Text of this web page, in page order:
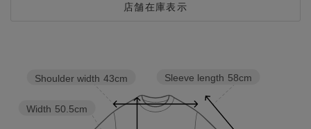
店舗在庫表示
Sleeve length 58cm
Width 50.5cm
Shoulder width 43cm